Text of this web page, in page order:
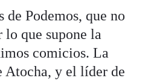
Podemos, que no
que supone la
comicios. La
Atocha, y el líder de